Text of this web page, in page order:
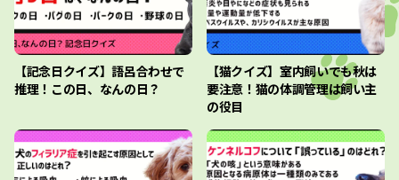
【記念日クイズ】語呂合わせで
推理！この日、なんの日？
【猫クイズ】室内飼いでも秋は
要注意！猫の体調管理は飼い主
の役目